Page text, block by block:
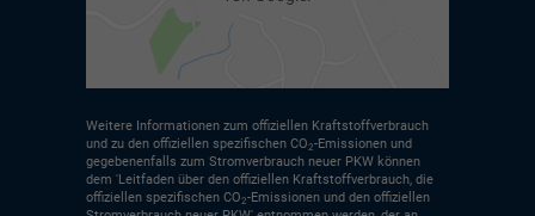
Weitere Informationen zum offiziellen Kraftstoffverbrauch
und zu den offiziellen spezifischen CO2-Emissionen und
gegebenenfalls zum Stromverbrauch neuer PKW können
dem 'Leitfaden über den offiziellen Kraftstoffverbrauch, die
offiziellen spezifischen CO2-Emissionen und den offiziellen